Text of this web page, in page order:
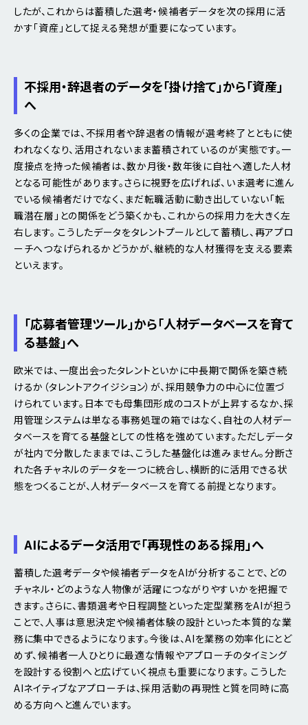
したが、これからは蓄積した選考・候補者データを次の採用に活
かす「資産」として捉える発想が重要になっています。
不採用・辞退者のデータを「掛け捨て」から「資産」
へ
多くの企業では、不採用者や辞退者の情報が選考終了とともに使
われなくなり、活用されないまま蓄積されているのが実態です。一
度接点を持った候補者は、数か月後・数年後に自社へ適した人材
となる可能性があります。さらに視野を広げれば、いま選考に進ん
でいる候補者だけでなく、まだ転職活動に動き出していない「転
職潜在層」との関係をどう築くかも、これからの採用力を大きく左
右します。 こうしたデータをタレントプールとして蓄積し、再アプロ
ーチへつなげられるかどうかが、継続的な人材獲得を支える要素
といえます。
「応募者管理ツール」から「人材データベースを育て
る基盤」へ
欧米では、一度出会ったタレントといかに中長期で関係を築き続
けるか（タレントアクイジション）が、採用競争力の中心に位置づ
けられています。日本でも母集団形成のコストが上昇するなか、採
用管理システムは単なる事務処理の箱ではなく、自社の人材デー
タベースを育てる基盤としての性格を強めています。ただしデータ
が社内で分散したままでは、こうした基盤化は進みません。分断さ
れた各チャネルのデータを一つに統合し、横断的に活用できる状
態をつくることが、人材データベースを育てる前提となります。
AIによるデータ活用で「再現性のある採用」へ
蓄積した選考データや候補者データをAIが分析することで、どの
チャネル・どのような人物像が活躍につながりやすいかを把握で
きます。さらに、書類選考や日程調整といった定型業務をAIが担う
ことで、人事は意思決定や候補者体験の設計といった本質的な業
務に集中できるようになります。今後は、AIを業務の効率化にとど
めず、候補者一人ひとりに最適な情報やアプローチのタイミング
を設計する役割へと広げていく視点も重要になります。 こうした
AIネイティブなアプローチは、採用活動の再現性と質を同時に高
める方向へと進んでいます。